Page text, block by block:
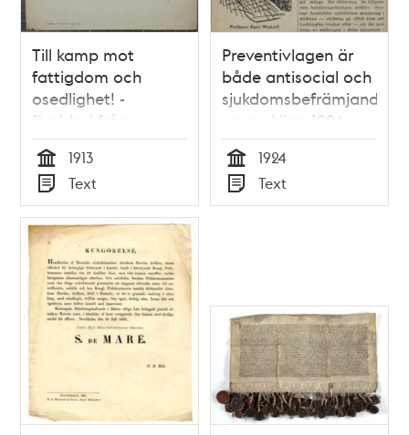
Till kamp mot
fattigdom och
osedlighet! -
flygblad från
Föreningen De
Förenades Beskydd
1913
Tid
1913
Typ
Text
Preventivlagen är
både antisocial och
sjukdomsbefrämjande
- pressklipp 1924
Tid
1924
Typ
Text